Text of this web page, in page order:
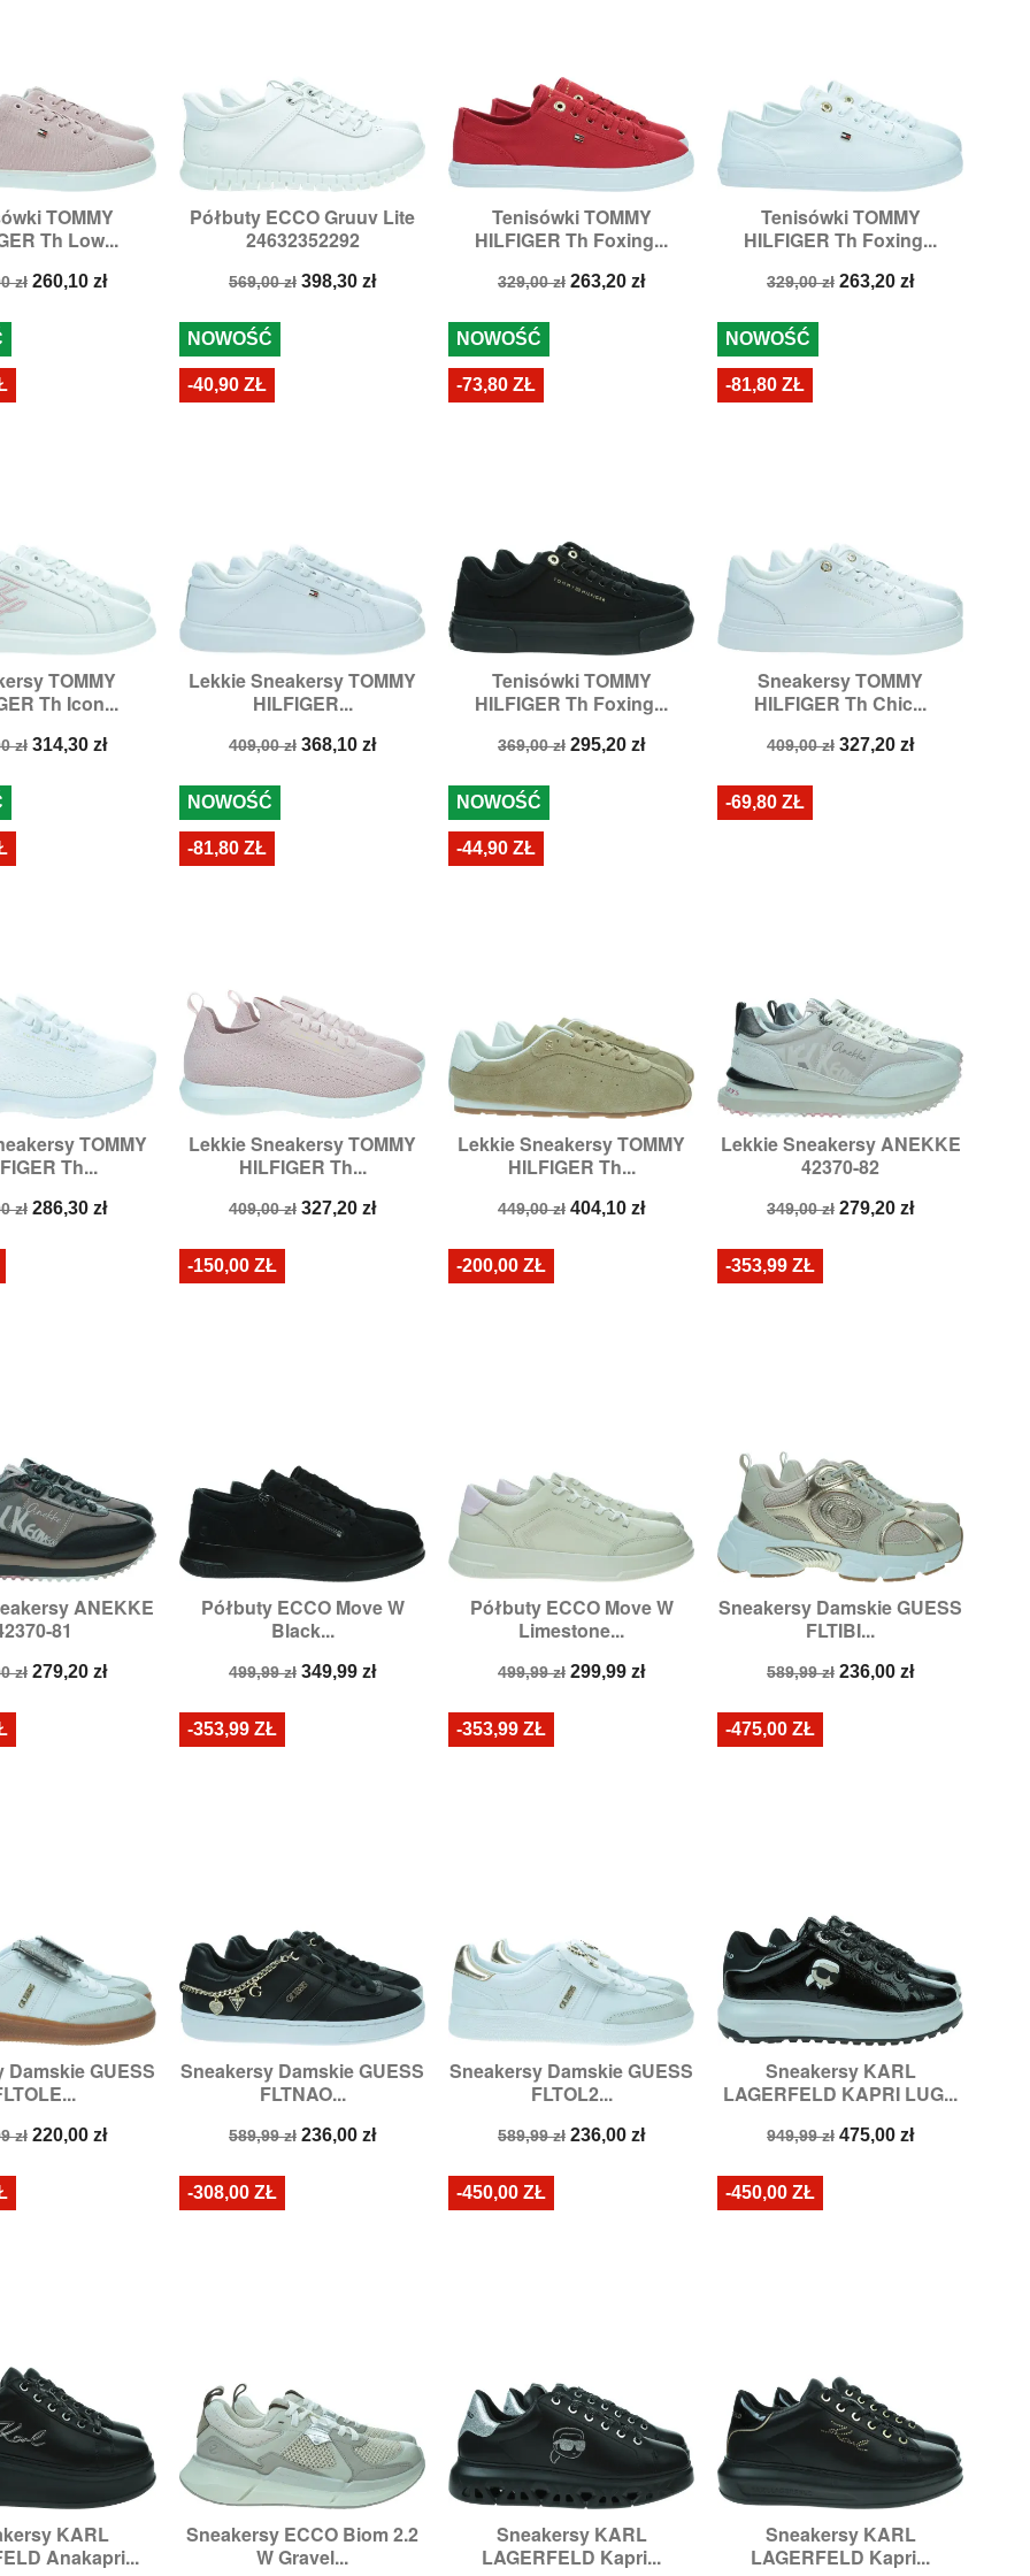
TOMMY
Th Low...
zł Cena
260,10 zł
podgląd
37,38,40,41
Półbuty ECCO Gruuv Lite
24632352292
Cena
569,00 zł Cena
398,30 zł
Szybki podgląd
Rozmiary:37,42
Tenisówki TOMMY
HILFIGER Th Foxing...
Cena
329,00 zł Cena
263,20 zł
Szybki podgląd
Rozmiary:37,38,39,40,41
Tenisówki TOMMY
HILFIGER Th Foxing...
Cena
329,00 zł Cena
263,20 zł
Szybki podgląd
Rozmiary: 37, 38,39,41
TOMMY
Th Icon...
zł Cena
314,30 zł
podgląd
37, 38, 39,40,
Lekkie Sneakersy TOMMY
HILFIGER...
Cena
409,00 zł Cena
368,10 zł
 Szybki podgląd
Rozmiary:36,37
NOWOŚĆ
-40,90 ZŁ
Tenisówki TOMMY
HILFIGER Th Foxing...
Cena
369,00 zł Cena
295,20 zł
Szybki podgląd
Rozmiary:36,37,38
NOWOŚĆ
-73,80 ZŁ
Sneakersy TOMMY
HILFIGER Th Chic...
Cena
409,00 zł Cena
327,20 zł
Szybki podgląd
Rozmiary:37, 41
NOWOŚĆ
-81,80 ZŁ
TOMMY
Th...
zł Cena
286,30 zł
podgląd
37,38,39,40,
Lekkie Sneakersy TOMMY
HILFIGER Th...
Cena
409,00 zł Cena
327,20 zł
 Szybki podgląd
Rozmiary:37,38,39,40,
NOWOŚĆ
-81,80 ZŁ
Lekkie Sneakersy TOMMY
HILFIGER Th...
Cena
449,00 zł Cena
404,10 zł
 Szybki podgląd
Rozmiary:39
NOWOŚĆ
-44,90 ZŁ
Lekkie Sneakersy ANEKKE
42370-82
Cena
349,00 zł Cena
279,20 zł
Szybki podgląd
Rozmiary:37
-69,80 ZŁ
ANEKKE
81
zł Cena
279,20 zł
podgląd
Półbuty ECCO Move W
Black...
Cena
499,99 zł Cena
349,99 zł
Szybki podgląd
Rozmiary:37,
-150,00 ZŁ
Półbuty ECCO Move W
Limestone...
Cena
499,99 zł Cena
299,99 zł
Szybki podgląd
Rozmiary:37,38,
-200,00 ZŁ
Sneakersy Damskie GUESS
FLTIBI...
Cena
589,99 zł Cena
236,00 zł
Szybki podgląd
Rozmiary: 36,
-353,99 ZŁ
Damskie GUESS
zł Cena
220,00 zł
podgląd
36,37,38,
Sneakersy Damskie GUESS
FLTNAO...
Cena
589,99 zł Cena
236,00 zł
Szybki podgląd
Rozmiary: 37,39,
-353,99 ZŁ
Sneakersy Damskie GUESS
FLTOL2...
Cena
589,99 zł Cena
236,00 zł
Szybki podgląd
Rozmiary:36,37,
-353,99 ZŁ
Sneakersy KARL
LAGERFELD KAPRI LUG...
Cena
949,99 zł Cena
475,00 zł
Szybki podgląd
Rozmiary:39,40
-475,00 ZŁ
KARL
Anakapri...
podgląd
37
Sneakersy ECCO Biom 2.2
W Gravel...
Szybki podgląd
Rozmiary:38,
-308,00 ZŁ
Sneakersy KARL
LAGERFELD Kapri...
Szybki podgląd
Rozmiary:38
-450,00 ZŁ
Sneakersy KARL
LAGERFELD Kapri...
Szybki podgląd
Rozmiary:37,38
-450,00 ZŁ